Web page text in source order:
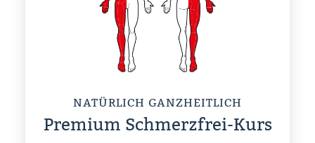
NATÜRLICH GANZHEITLICH
Premium Schmerzfrei-Kurs